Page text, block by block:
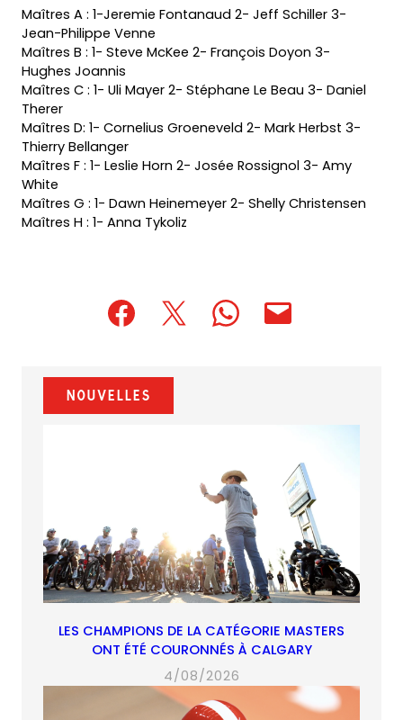
Maîtres A : 1-Jeremie Fontanaud 2- Jeff Schiller 3-
Jean-Philippe Venne
Maîtres B : 1- Steve McKee 2- François Doyon 3-
Hughes Joannis
Maîtres C : 1- Uli Mayer 2- Stéphane Le Beau 3- Daniel
Therer
Maîtres D: 1- Cornelius Groeneveld 2- Mark Herbst 3-
Thierry Bellanger
Maîtres F : 1- Leslie Horn 2- Josée Rossignol 3- Amy
White
Maîtres G : 1- Dawn Heinemeyer 2- Shelly Christensen
Maîtres H : 1- Anna Tykoliz
(opens
new
tab)
(opens
new
tab)
(opens(opens
(opens
Nouvelles
LES CHAMPIONS DE LA CATÉGORIE MASTERS
ONT ÉTÉ COURONNÉS À CALGARY
4/08/2026